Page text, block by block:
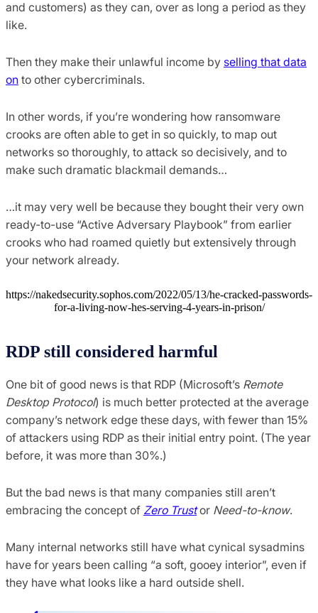
and customers) as they can, over as long a period as they
like.
Then they make their unlawful income by selling that data
on to other cybercriminals.
In other words, if you’re wondering how ransomware
crooks are often able to get in so quickly, to map out
networks so thoroughly, to attack so decisively, and to
make such dramatic blackmail demands…
…it may very well be because they bought their very own
ready-to-use “Active Adversary Playbook” from earlier
crooks who had roamed quietly but extensively through
your network already.
https://nakedsecurity.sophos.com/2022/05/13/he-cracked-passwords-
for-a-living-now-hes-serving-4-years-in-prison/
RDP still considered harmful
One bit of good news is that RDP (Microsoft’s Remote
Desktop Protocol) is much better protected at the average
company’s network edge these days, with fewer than 15%
of attackers using RDP as their initial entry point. (The year
before, it was more than 30%.)
But the bad news is that many companies still aren’t
embracing the concept of Zero Trustor Need-to-know.
Many internal networks still have what cynical sysadmins
have for years been calling “a soft, gooey interior”, even if
they have what looks like a hard outside shell.